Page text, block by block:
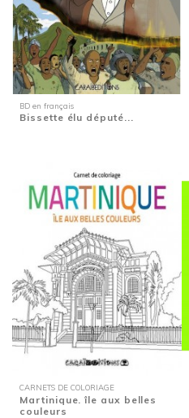
BD en français
Bissette élu député...
CARNETS DE COLORIAGE
Martinique. île aux belles
couleurs